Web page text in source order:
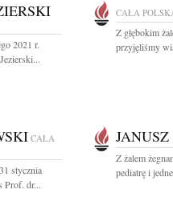
2021 r.
CAŁA
Z głębokim
przyjęliśmy
CAŁA
stycznia
Prof. dr...
Z żalem
pediatrę i